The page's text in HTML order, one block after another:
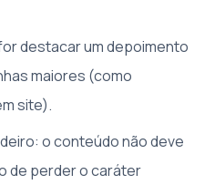
destacar um depoimento
maiores (como
site).
o conteúdo não deve
de perder o caráter